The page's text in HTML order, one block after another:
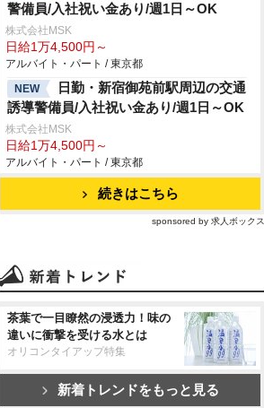
警備員/入社祝い金あり/週1日～OK
株式会社MSK
日給1万4,500円～
アルバイト・パート / 東京都
NEW
日勤・新宿御苑前駅周辺の交通
誘導警備員/入社祝い金あり/週1日～OK
株式会社MSK
日給1万4,500円～
アルバイト・パート / 東京都
続きはこちら
sponsored by 求人ボックス
茶葉で一目瞭然の浸透力！味の
違いに衝撃を受ける水とは
オリコンタイアップ特集
新着トレンドをもっと見る